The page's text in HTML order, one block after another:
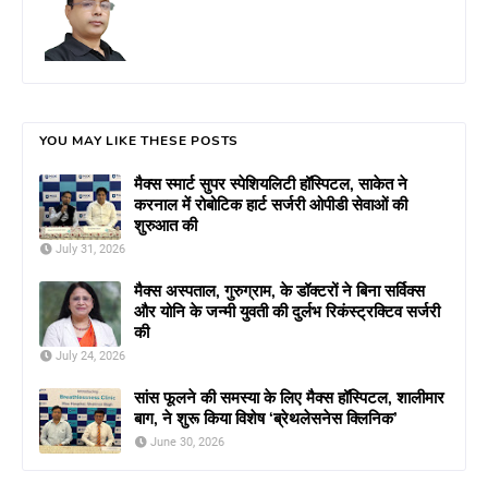
YOU MAY LIKE THESE POSTS
मैक्स स्मार्ट सुपर स्पेशियलिटी हॉस्पिटल, साकेत ने
करनाल में रोबोटिक हार्ट सर्जरी ओपीडी सेवाओं की
शुरुआत की
July 31, 2026
मैक्स अस्पताल, गुरुग्राम, के डॉक्टरों ने बिना सर्विक्स
और योनि के जन्मी युवती की दुर्लभ रिकंस्ट्रक्टिव सर्जरी
की
July 24, 2026
सांस फूलने की समस्या के लिए मैक्स हॉस्पिटल, शालीमार
बाग, ने शुरू किया विशेष ‘ब्रेथलेसनेस क्लिनिक’
June 30, 2026